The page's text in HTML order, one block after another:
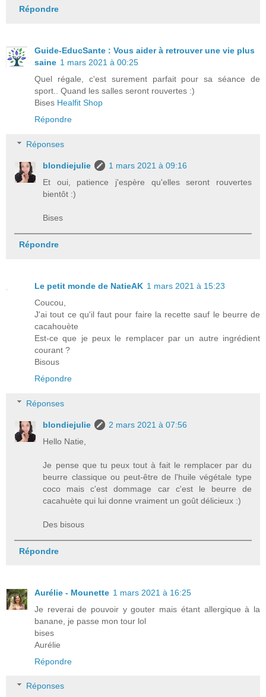
Répondre
Guide-EducSante : Vous aider à retrouver une vie plus
saine 1 mars 2021 à 00:25
Quel régale, c'est surement parfait pour sa séance de
sport.. Quand les salles seront rouvertes :)
Bises Healfit Shop
Répondre
Réponses
blondiejulie
1 mars 2021 à 09:16
Et oui, patience j'espère qu'elles seront rouvertes
bientôt :)
Bises
Répondre
Le petit monde de NatieAK 1 mars 2021 à 15:23
Coucou,
J'ai tout ce qu'il faut pour faire la recette sauf le beurre de
cacahouète
Est-ce que je peux le remplacer par un autre ingrédient
courant ?
Bisous
Répondre
Réponses
blondiejulie
2 mars 2021 à 07:56
Hello Natie,
Je pense que tu peux tout à fait le remplacer par du
beurre classique ou peut-être de l'huile végétale type
coco mais c'est dommage car c'est le beurre de
cacahuète qui lui donne vraiment un goût délicieux :)
Des bisous
Répondre
Aurélie - Mounette 1 mars 2021 à 16:25
Je reverai de pouvoir y gouter mais étant allergique à la
banane, je passe mon tour lol
bises
Aurélie
Répondre
Réponses